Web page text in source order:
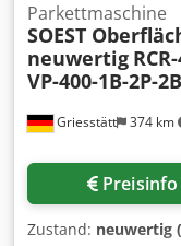
Griesstätt 374 km
Parkettmaschine
SOEST
neuwertig
VP-400-1B-2P-2B
Preisinfo
Zustand: neuwertig